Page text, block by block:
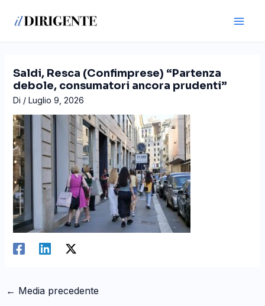
Saldi, Resca (Confimprese) “Partenza
debole, consumatori ancora prudenti”
Di / Luglio 9, 2026
articoli
← Media precedente